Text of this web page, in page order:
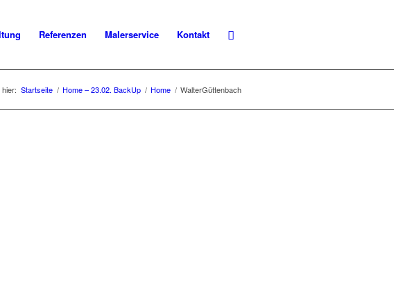
Referenzen Malerservice Kontakt
Startseite / Home – 23.02. BackUp / Home / WalterGüttenbach